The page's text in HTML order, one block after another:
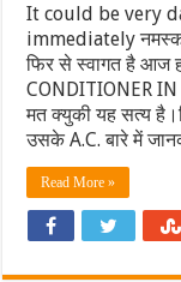
It could be very
immediately
फिर से स्वागत है आज
CONDITIONER IN
मत क्युकी यह सत्य
उसके A.C. बारे में
Read More »